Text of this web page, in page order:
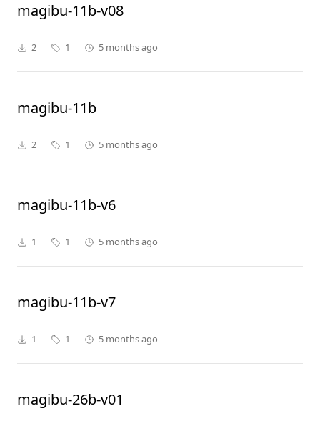
magibu-11b-v08
2 1 5 months ago
magibu-11b
2 1 5 months ago
magibu-11b-v6
1 1 5 months ago
magibu-11b-v7
1 1 5 months ago
magibu-26b-v01